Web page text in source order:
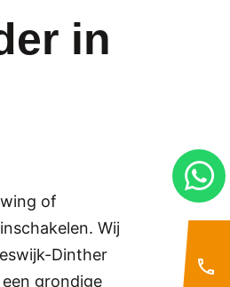
in
of
Wij
Dinther
grondige